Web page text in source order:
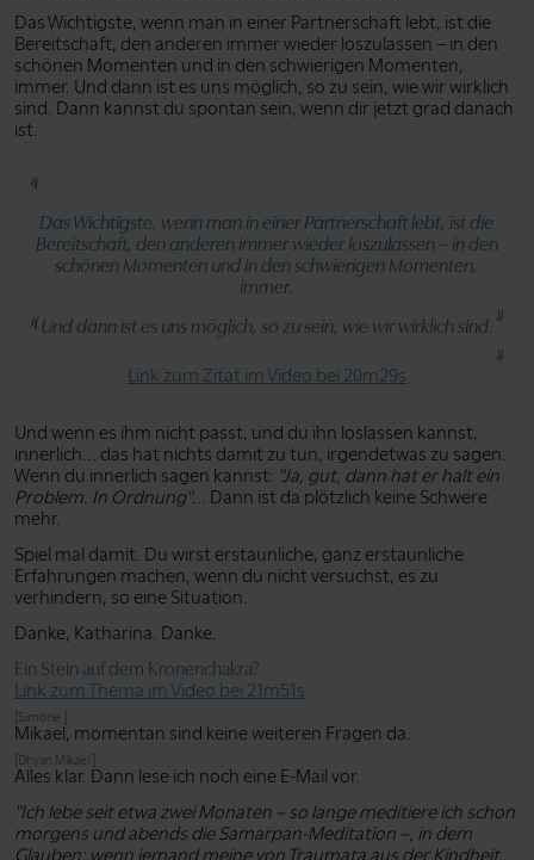
Das Wichtigste, wenn man in einer Partnerschaft lebt, ist die
Bereitschaft, den anderen immer wieder loszulassen – in den
schönen Momenten und in den schwierigen Momenten,
immer. Und dann ist es uns möglich, so zu sein, wie wir wirklich
sind. Dann kannst du spontan sein, wenn dir jetzt grad danach
ist.
Das Wichtigste, wenn man in einer Partnerschaft lebt, ist die
Bereitschaft, den anderen immer wieder loszulassen – in den
schönen Momenten und in den schwierigen Momenten,
immer.
Und dann ist es uns möglich, so zu sein, wie wir wirklich sind.
Link zum Zitat im Video bei 20m29s
Und wenn es ihm nicht passt, und du ihn loslassen kannst,
innerlich... das hat nichts damit zu tun, irgendetwas zu sagen.
Wenn du innerlich sagen kannst: "Ja, gut, dann hat er halt ein
Problem. In Ordnung"... Dann ist da plötzlich keine Schwere
mehr.
Spiel mal damit. Du wirst erstaunliche, ganz erstaunliche
Erfahrungen machen, wenn du nicht versuchst, es zu
verhindern, so eine Situation.
Danke, Katharina. Danke.
Ein Stein auf dem Kronenchakra?
Link zum Thema im Video bei 21m51s
[Simone:]
Mikael, momentan sind keine weiteren Fragen da.
[Dhyan Mikael:]
Alles klar. Dann lese ich noch eine E-Mail vor.
"Ich lebe seit etwa zwei Monaten – so lange meditiere ich schon
morgens und abends die Samarpan-Meditation –, in dem
Glauben: wenn jemand meine von Traumata aus der Kindheit